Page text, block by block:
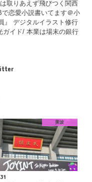
取りあえず飛びつく関西
恋愛小説書いてます＠小
デジタルイラスト修行
ガイド/ 本業は場末の銀行
美波